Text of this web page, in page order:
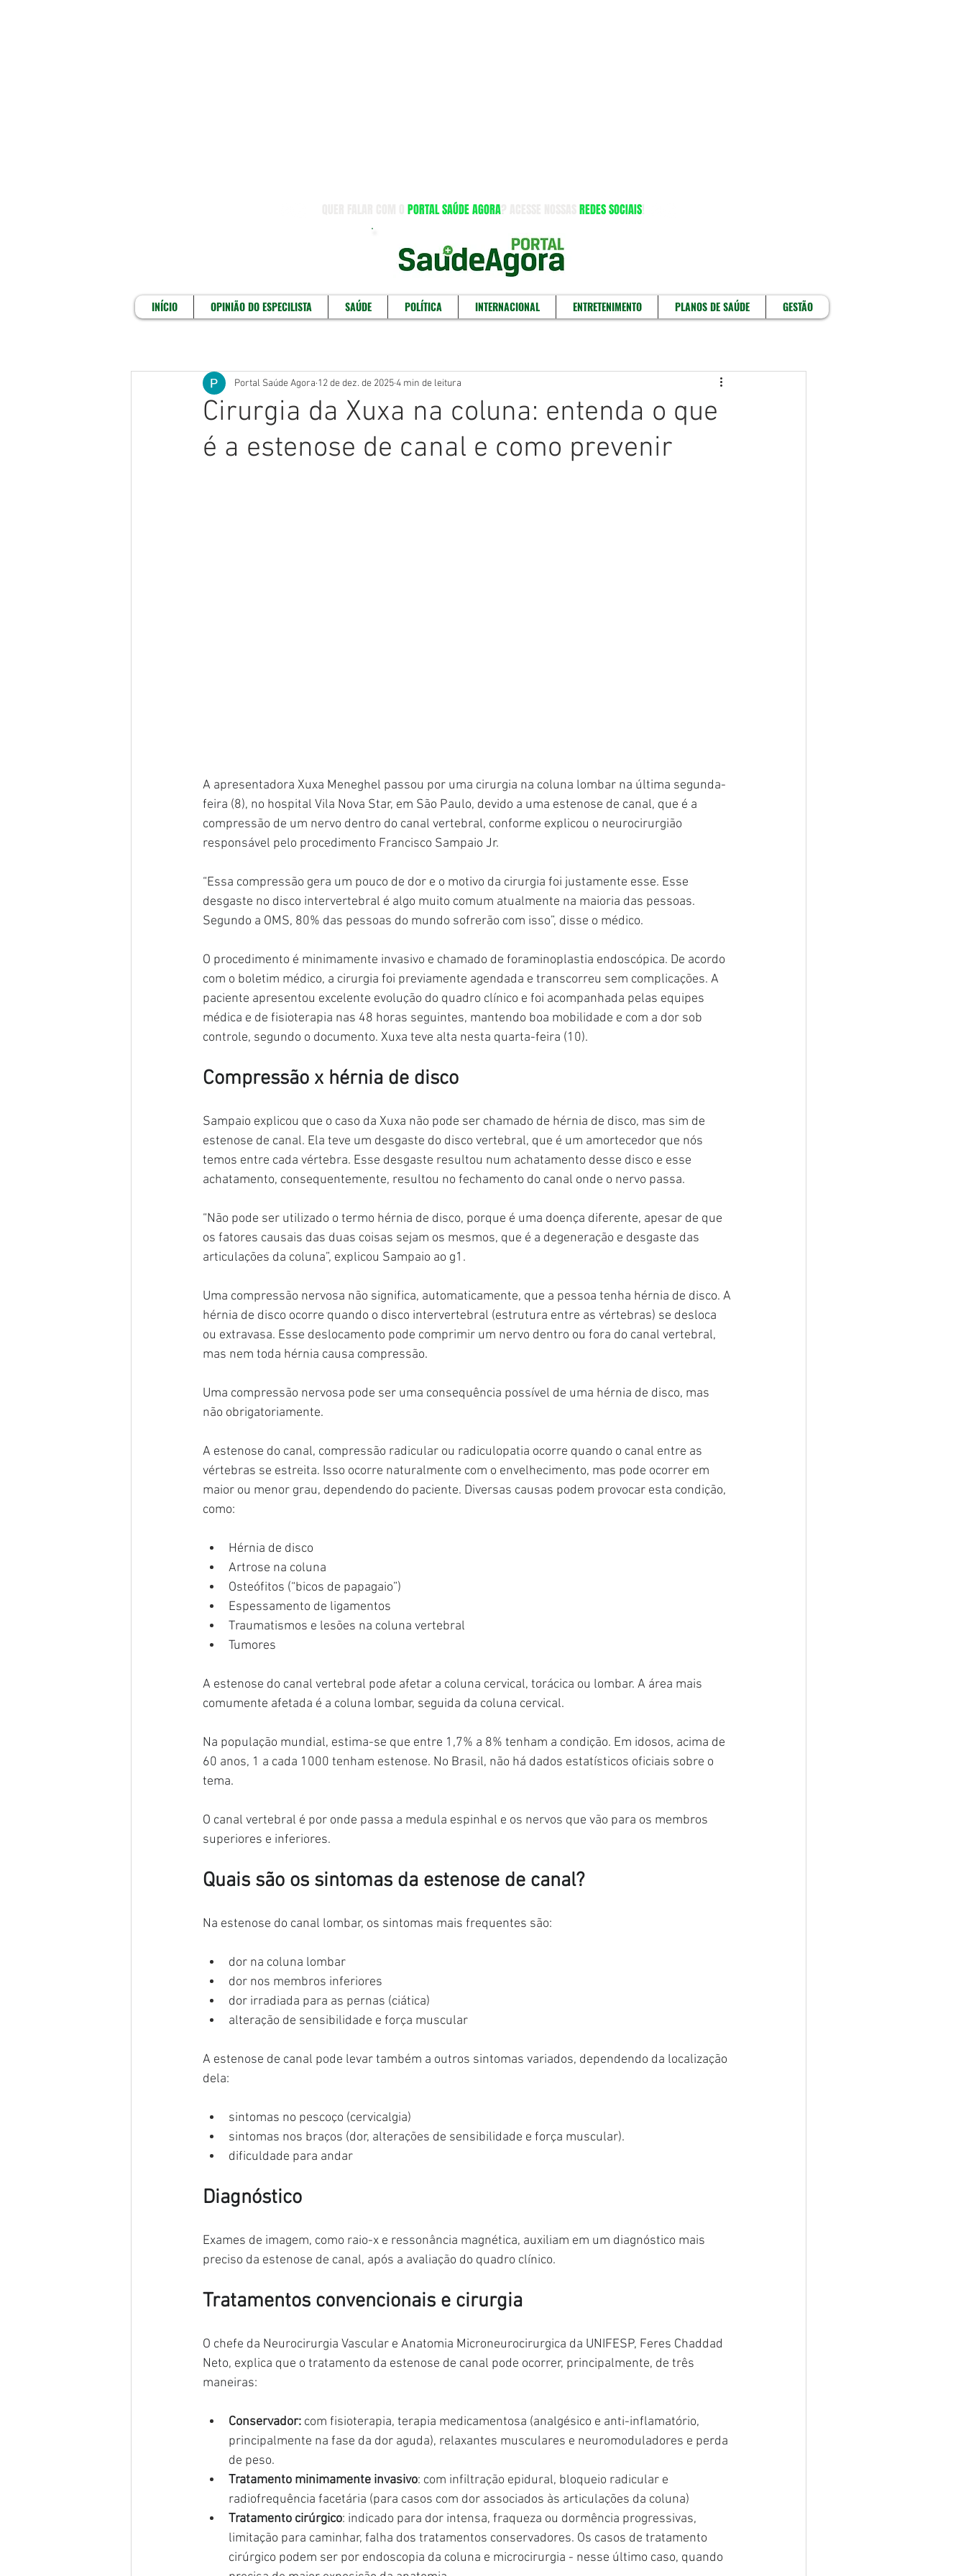
PORTAL SAÚDE AGORA? ACESSE NOSSAS REDES SOCIAIS!
INÍCIO
INÍCIO OPINIÃO DO ESPECILISTA SAÚDE POLÍTICA INTERNACIONAL ENTRETENIMENTO PLANOS DE SAÚDE GESTÃO
Cirurgia da Xuxa na coluna: entenda o que
é a estenose de canal e como prevenir
Portal Saúde Agora 12 de dez. de 20254 min de leitura
A apresentadora Xuxa Meneghel passou por uma cirurgia na coluna lombar na última segunda-
feira (8), no hospital Vila Nova Star, em São Paulo, devido a uma estenose de canal, que é a
compressão de um nervo dentro do canal vertebral, conforme explicou o neurocirurgião
responsável pelo procedimento Francisco Sampaio Jr.
“Essa compressão gera um pouco de dor e o motivo da cirurgia foi justamente esse. Esse
desgaste no disco intervertebral é algo muito comum atualmente na maioria das pessoas.
Segundo a OMS, 80% das pessoas do mundo sofrerão com isso”, disse o médico.
O procedimento é minimamente invasivo e chamado de foraminoplastia endoscópica. De acordo
com o boletim médico, a cirurgia foi previamente agendada e transcorreu sem complicações. A
paciente apresentou excelente evolução do quadro clínico e foi acompanhada pelas equipes
médica e de fisioterapia nas 48 horas seguintes, mantendo boa mobilidade e com a dor sob
controle, segundo o documento. Xuxa teve alta nesta quarta-feira (10).
Compressão x hérnia de disco
Sampaio explicou que o caso da Xuxa não pode ser chamado de hérnia de disco, mas sim de
estenose de canal. Ela teve um desgaste do disco vertebral, que é um amortecedor que nós
temos entre cada vértebra. Esse desgaste resultou num achatamento desse disco e esse
achatamento, consequentemente, resultou no fechamento do canal onde o nervo passa.
“Não pode ser utilizado o termo hérnia de disco, porque é uma doença diferente, apesar de que
os fatores causais das duas coisas sejam os mesmos, que é a degeneração e desgaste das
articulações da coluna”, explicou Sampaio ao g1.
Uma compressão nervosa não significa, automaticamente, que a pessoa tenha hérnia de disco. A
hérnia de disco ocorre quando o disco intervertebral (estrutura entre as vértebras) se desloca
ou extravasa. Esse deslocamento pode comprimir um nervo dentro ou fora do canal vertebral,
mas nem toda hérnia causa compressão.
Uma compressão nervosa pode ser uma consequência possível de uma hérnia de disco, mas
não obrigatoriamente.
A estenose do canal, compressão radicular ou radiculopatia ocorre quando o canal entre as
vértebras se estreita. Isso ocorre naturalmente com o envelhecimento, mas pode ocorrer em
maior ou menor grau, dependendo do paciente. Diversas causas podem provocar esta condição,
como:
Hérnia de disco
Artrose na coluna
Osteófitos (“bicos de papagaio”)
Espessamento de ligamentos
Traumatismos e lesões na coluna vertebral
Tumores
A estenose do canal vertebral pode afetar a coluna cervical, torácica ou lombar. A área mais
comumente afetada é a coluna lombar, seguida da coluna cervical.
Na população mundial, estima-se que entre 1,7% a 8% tenham a condição. Em idosos, acima de
60 anos, 1 a cada 1000 tenham estenose. No Brasil, não há dados estatísticos oficiais sobre o
tema.
O canal vertebral é por onde passa a medula espinhal e os nervos que vão para os membros
superiores e inferiores.
Quais são os sintomas da estenose de canal?
Na estenose do canal lombar, os sintomas mais frequentes são:
dor na coluna lombar
dor nos membros inferiores
dor irradiada para as pernas (ciática)
alteração de sensibilidade e força muscular
A estenose de canal pode levar também a outros sintomas variados, dependendo da localização
dela:
sintomas no pescoço (cervicalgia)
sintomas nos braços (dor, alterações de sensibilidade e força muscular).
dificuldade para andar
Diagnóstico
Exames de imagem, como raio-x e ressonância magnética, auxiliam em um diagnóstico mais
preciso da estenose de canal, após a avaliação do quadro clínico.
Tratamentos convencionais e cirurgia
O chefe da Neurocirurgia Vascular e Anatomia Microneurocirurgica da UNIFESP, Feres Chaddad
Neto, explica que o tratamento da estenose de canal pode ocorrer, principalmente, de três
maneiras:
Conservador: com fisioterapia, terapia medicamentosa (analgésico e anti-inflamatório,
principalmente na fase da dor aguda), relaxantes musculares e neuromoduladores e perda
de peso.
Tratamento minimamente invasivo: com infiltração epidural, bloqueio radicular e
radiofrequência facetária (para casos com dor associados às articulações da coluna)
Tratamento cirúrgico: indicado para dor intensa, fraqueza ou dormência progressivas,
limitação para caminhar, falha dos tratamentos conservadores. Os casos de tratamento
cirúrgico podem ser por endoscopia da coluna e microcirurgia - nesse último caso, quando